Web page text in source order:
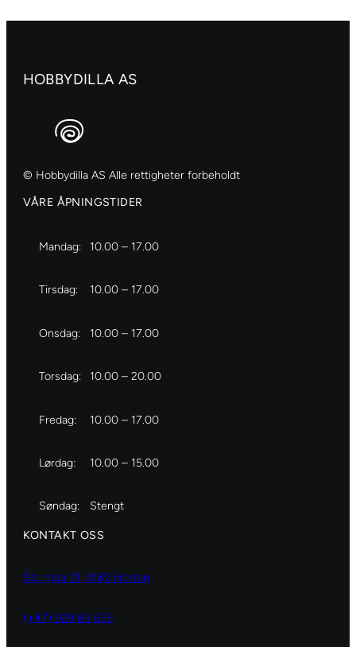
yellow
HOBBYDILLA AS
© Hobbydilla AS Alle rettigheter forbeholdt
VÅRE ÅPNINGSTIDER
Mandag: 10.00 – 17.00
Tirsdag: 10.00 – 17.00
Onsdag: 10.00 – 17.00
Torsdag: 10.00 – 20.00
Fredag: 10.00 – 17.00
Lørdag: 10.00 – 15.00
Søndag: Stengt
KONTAKT OSS
Storgata 19, 3182 Horten
(+47) 929 82 626